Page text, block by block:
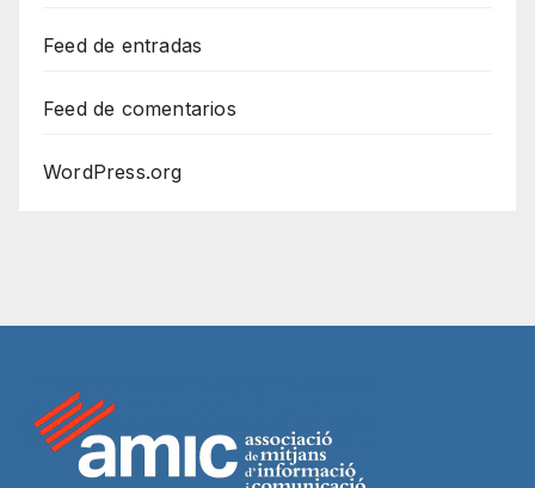
Feed de entradas
Feed de comentarios
WordPress.org